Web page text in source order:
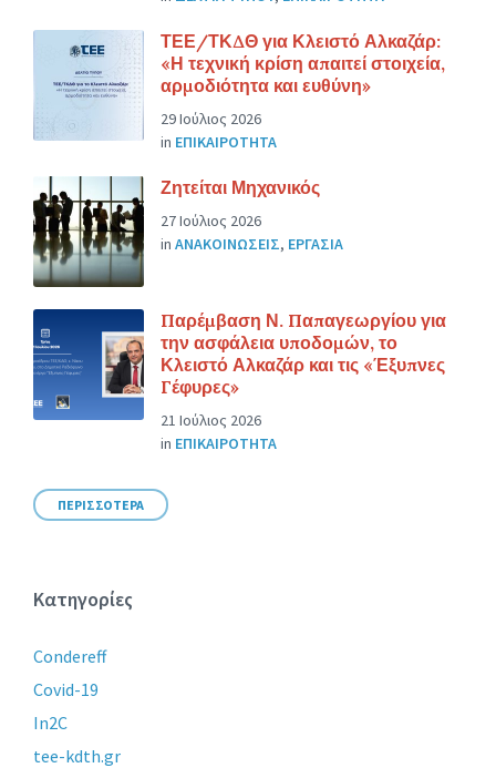
ΤΕΕ/ΤΚΔΘ για Κλειστό Αλκαζάρ:
«Η τεχνική κρίση απαιτεί στοιχεία,
αρμοδιότητα και ευθύνη»
29 Ιούλιος 2026
in ΕΠΙΚΑΙΡΟΤΗΤΑ
Ζητείται Μηχανικός
27 Ιούλιος 2026
in ΑΝΑΚΟΙΝΩΣΕΙΣ, ΕΡΓΑΣΙΑ
Παρέμβαση Ν. Παπαγεωργίου για
την ασφάλεια υποδομών, το
Κλειστό Αλκαζάρ και τις «Έξυπνες
Γέφυρες»
21 Ιούλιος 2026
in ΕΠΙΚΑΙΡΟΤΗΤΑ
ΠΕΡΙΣΣΟΤΕΡΑ
Κατηγορίες
Condereff
Covid-19
In2C
tee-kdth.gr